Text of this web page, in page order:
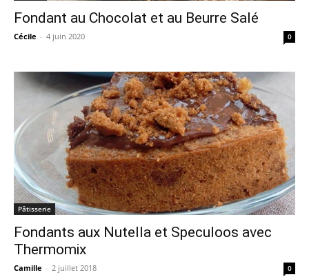
Fondant au Chocolat et au Beurre Salé
Cécile - 4 juin 2020 0
Pâtisserie
Fondants aux Nutella et Speculoos avec
Thermomix
Camille - 2 juillet 2018 0